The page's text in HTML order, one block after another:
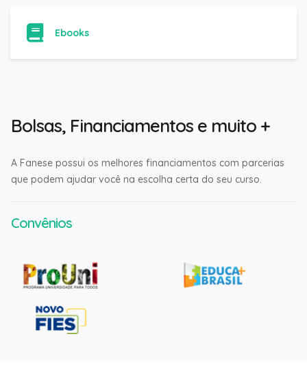
Ebooks
Bolsas, Financiamentos e muito +
A Fanese possui os melhores financiamentos com parcerias
que podem ajudar você na escolha certa do seu curso.
Convênios